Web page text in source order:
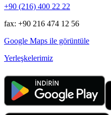
+90 (216) 400 22 22
fax: +90 216 474 12 56
Google Maps ile görüntüle
Yerleşkelerimiz